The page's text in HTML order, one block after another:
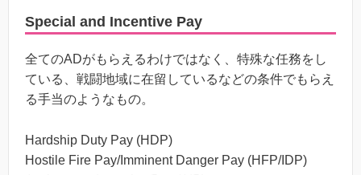
Special and Incentive Pay
全てのADがもらえるわけではなく、特殊な任務をし
ている、戦闘地域に在留しているなどの条件でもらえ
る手当のようなもの。
Hardship Duty Pay (HDP)
Hostile Fire Pay/Imminent Danger Pay (HFP/IDP)